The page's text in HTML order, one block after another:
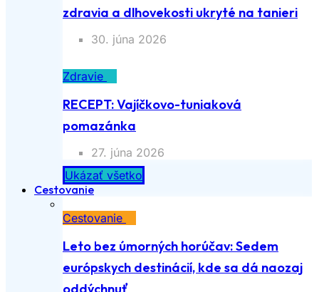
zdravia a dlhovekosti ukryté na tanieri
30. júna 2026
Zdravie
RECEPT: Vajíčkovo-tuniaková
pomazánka
27. júna 2026
Ukázať všetko
Cestovanie
Cestovanie
Leto bez úmorných horúčav: Sedem
európskych destinácií, kde sa dá naozaj